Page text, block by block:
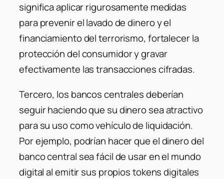
significa aplicar rigurosamente medidas
para prevenir el lavado de dinero y el
financiamiento del terrorismo, fortalecer la
protección del consumidor y gravar
efectivamente las transacciones cifradas.
Tercero, los bancos centrales deberían
seguir haciendo que su dinero sea atractivo
para su uso como vehículo de liquidación.
Por ejemplo, podrían hacer que el dinero del
banco central sea fácil de usar en el mundo
digital al emitir sus propios tokens digitales